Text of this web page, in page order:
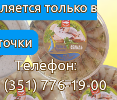
только в
Телефон:
(351) 776-19-00